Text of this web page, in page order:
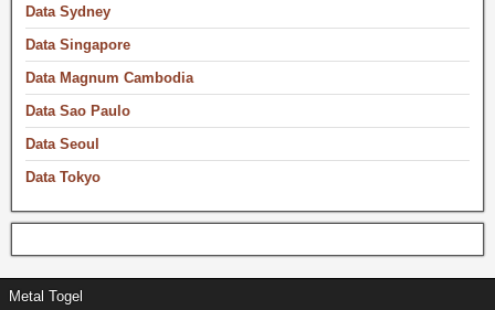
Data Sydney
Data Singapore
Data Magnum Cambodia
Data Sao Paulo
Data Seoul
Data Tokyo
Metal Togel